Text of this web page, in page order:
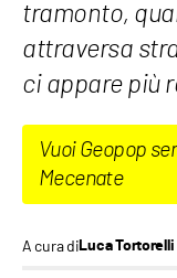
tramonto,
attraversa
ci appare più
Vuoi Geopop
Mecenate
A cura diLuca Tortorelli